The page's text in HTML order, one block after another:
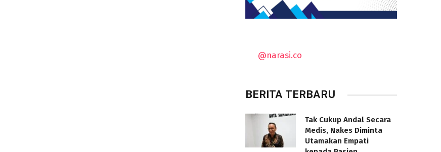
@narasi.co
BERITA TERBARU
Tak Cukup Andal Secara
Medis, Nakes Diminta
Utamakan Empati